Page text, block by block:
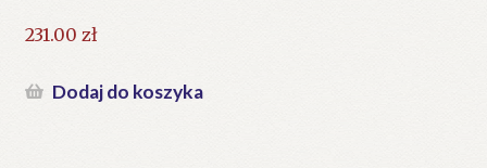
231.00 zł
Dodaj do koszyka